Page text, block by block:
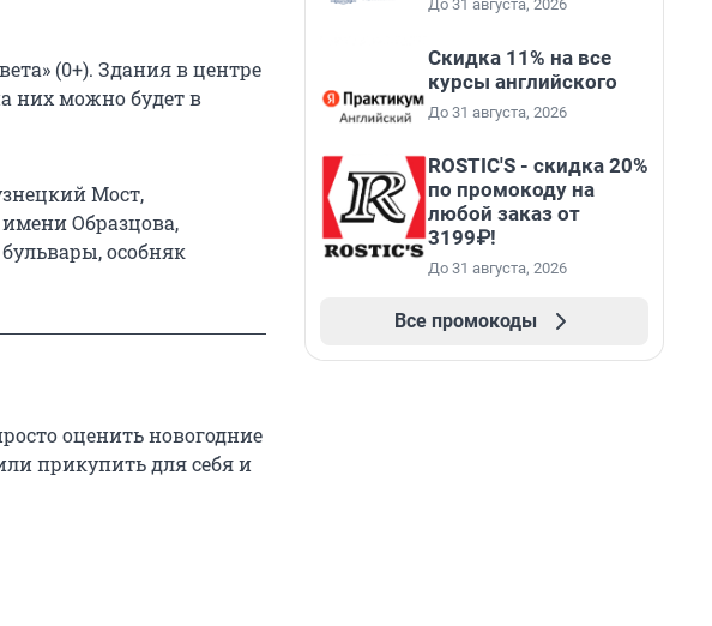
(0+). Здания в центре
них можно будет в
Мост,
Образцова,
особняк
оценить новогодние
прикупить для себя и
До 31 августа, 2026
Скидка 11% на все
курсы английского
До 31 августа, 2026
ROSTIC'S - скидка 20%
по промокоду на
любой заказ от
3199₽!
До 31 августа, 2026
Все промокоды